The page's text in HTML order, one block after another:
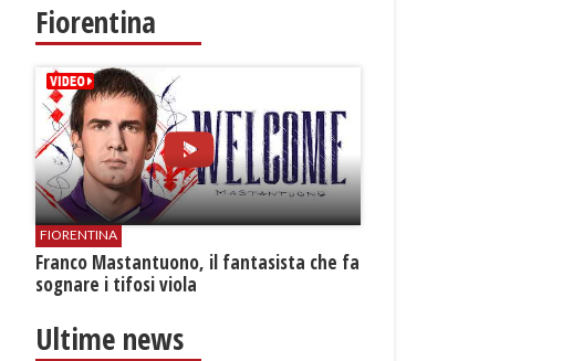
Fiorentina
FIORENTINA
Franco Mastantuono, il fantasista che fa
sognare i tifosi viola
Ultime news